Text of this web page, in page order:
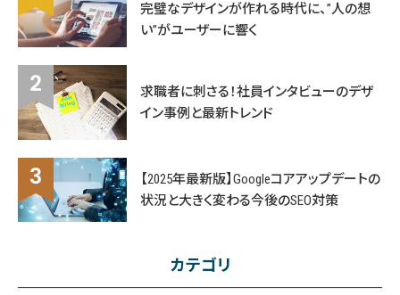
完璧なデザインが作れる時代に、”人の想
い”がユーザーに響く
求職者に刺さる！社員インタビューのデザ
イン事例と最新トレンド
【2025年最新版】Googleコアアップデートの
状況と大きく変わる今後のSEO対策
カテゴリ